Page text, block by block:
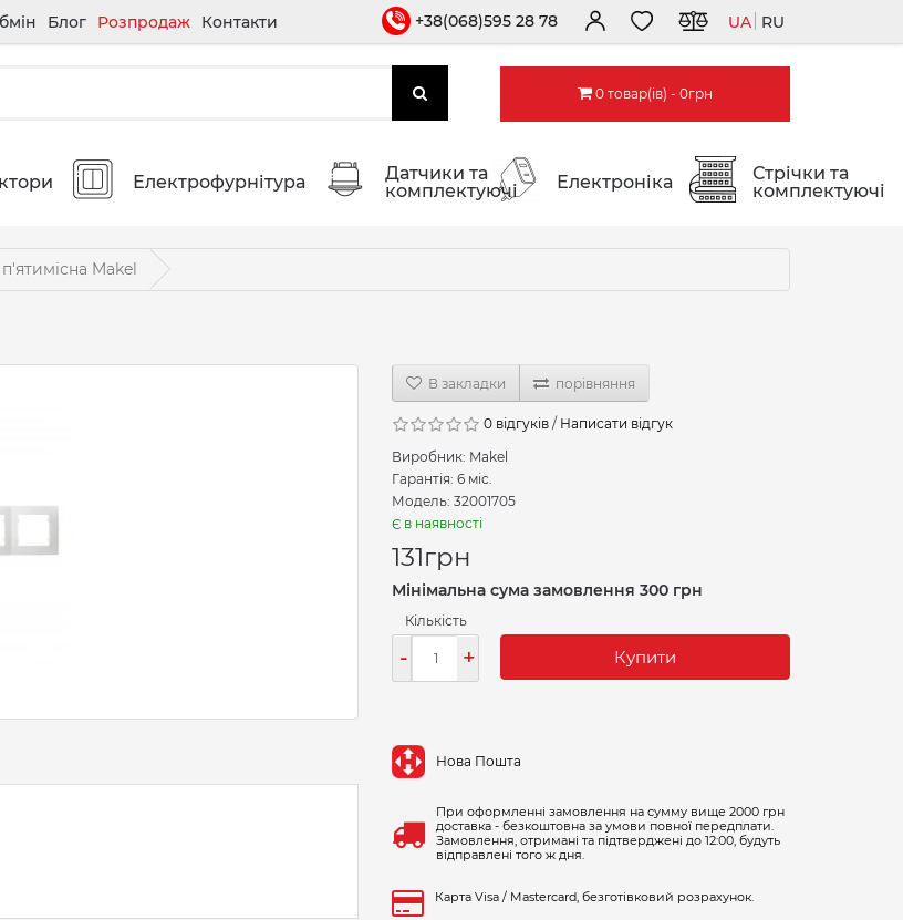
Блог Розпродаж Контакти +38(068)595 28 78 UA RU
0 товар(ів) - 0грн
Електрофурнітура
Датчики та
комплектуючі
Електроніка
Стрічки та
комплектуючі
Makel
В закладки порівняння
0 відгуків / Написати відгук
Виробник: Makel
Гарантія: 6 міс.
Модель: 32001705
Є в наявності
131грн
Мінімальна сума замовлення 300 грн
Кількість
- + Купити
Нова Пошта
При оформленні замовлення на сумму вище 2000 грн
доставка - безкоштовна за умови повної передплати.
Замовлення, отримані та підтверджені до 12:00, будуть
відправлені того ж дня.
Карта Visa / Mastercard, безготівковий розрахунок.